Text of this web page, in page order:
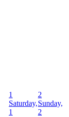
1
Saturday,
1
2
Sunday,
2